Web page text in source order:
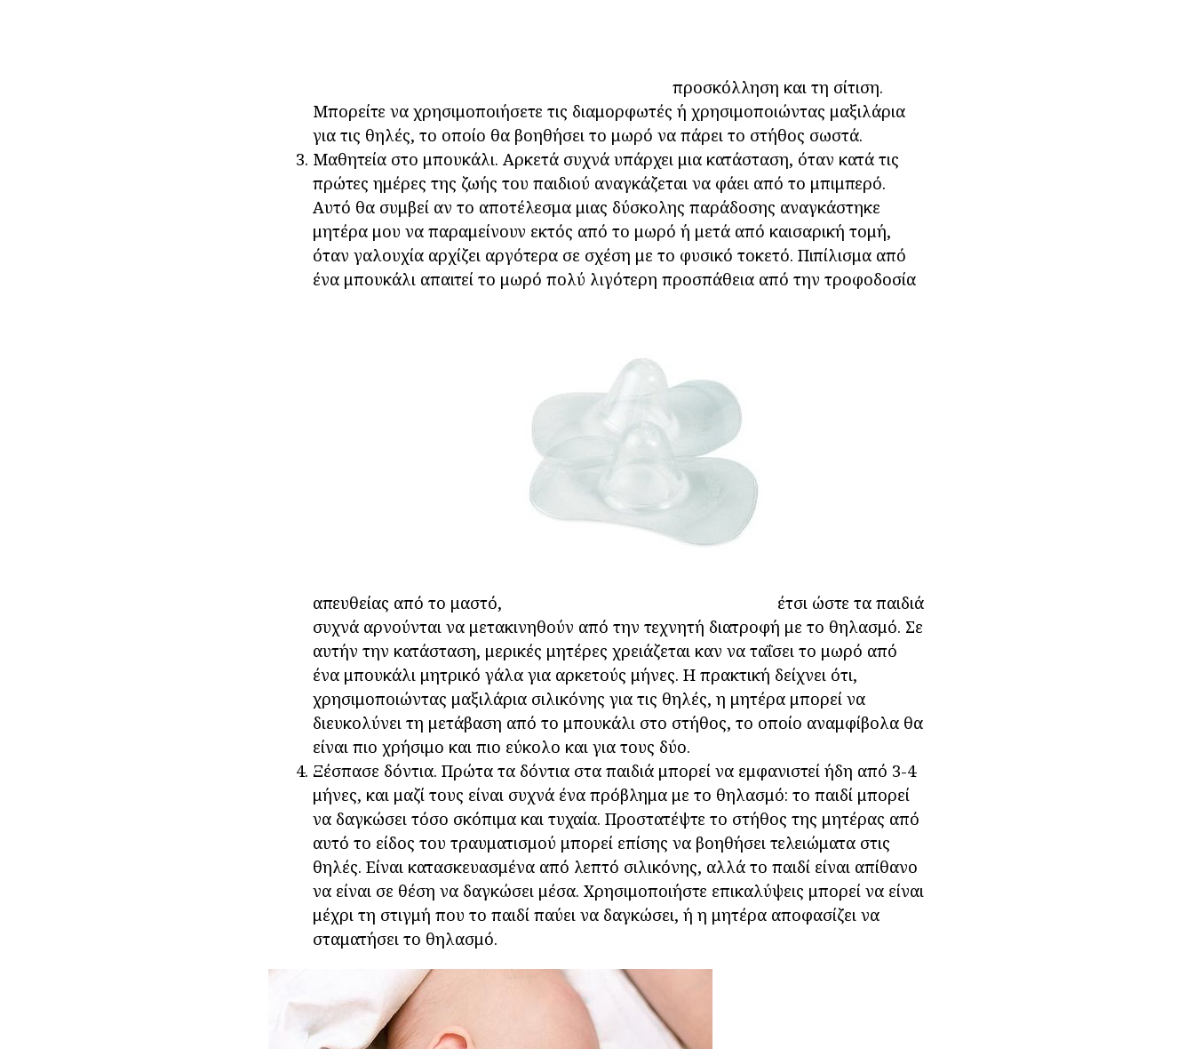
προσκόλληση και τη σίτιση.
Μπορείτε να χρησιμοποιήσετε τις διαμορφωτές ή χρησιμοποιώντας μαξιλάρια
για τις θηλές, το οποίο θα βοηθήσει το μωρό να πάρει το στήθος σωστά.
Μαθητεία στο μπουκάλι. Αρκετά συχνά υπάρχει μια κατάσταση, όταν κατά τις
πρώτες ημέρες της ζωής του παιδιού αναγκάζεται να φάει από το μπιμπερό.
Αυτό θα συμβεί αν το αποτέλεσμα μιας δύσκολης παράδοσης αναγκάστηκε
μητέρα μου να παραμείνουν εκτός από το μωρό ή μετά από καισαρική τομή,
όταν γαλουχία αρχίζει αργότερα σε σχέση με το φυσικό τοκετό. Πιπίλισμα από
ένα μπουκάλι απαιτεί το μωρό πολύ λιγότερη προσπάθεια από την τροφοδοσία
απευθείας από το μαστό,
έτσι ώστε τα παιδιά
συχνά αρνούνται να μετακινηθούν από την τεχνητή διατροφή με το θηλασμό. Σε
αυτήν την κατάσταση, μερικές μητέρες χρειάζεται καν να ταΐσει το μωρό από
ένα μπουκάλι μητρικό γάλα για αρκετούς μήνες. Η πρακτική δείχνει ότι,
χρησιμοποιώντας μαξιλάρια σιλικόνης για τις θηλές, η μητέρα μπορεί να
διευκολύνει τη μετάβαση από το μπουκάλι στο στήθος, το οποίο αναμφίβολα θα
είναι πιο χρήσιμο και πιο εύκολο και για τους δύο.
Ξέσπασε δόντια. Πρώτα τα δόντια στα παιδιά μπορεί να εμφανιστεί ήδη από 3-4
μήνες, και μαζί τους είναι συχνά ένα πρόβλημα με το θηλασμό: το παιδί μπορεί
να δαγκώσει τόσο σκόπιμα και τυχαία. Προστατέψτε το στήθος της μητέρας από
αυτό το είδος του τραυματισμού μπορεί επίσης να βοηθήσει τελειώματα στις
θηλές. Είναι κατασκευασμένα από λεπτό σιλικόνης, αλλά το παιδί είναι απίθανο
να είναι σε θέση να δαγκώσει μέσα. Χρησιμοποιήστε επικαλύψεις μπορεί να είναι
μέχρι τη στιγμή που το παιδί παύει να δαγκώσει, ή η μητέρα αποφασίζει να
σταματήσει το θηλασμό.